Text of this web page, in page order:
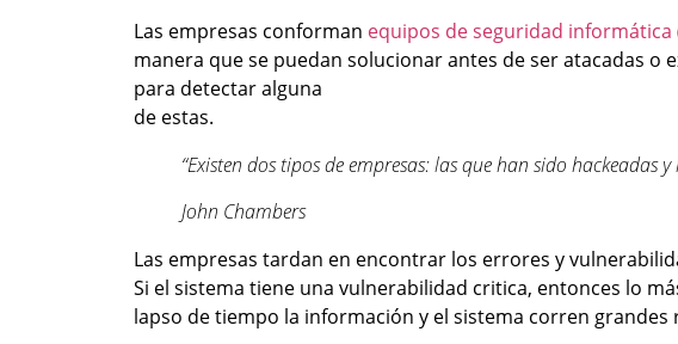
Las empresas conforman equipos de seguridad informática
manera que se puedan solucionar antes de ser atacadas o
para detectar alguna
de estas.
“Existen dos tipos de empresas: las que han sido hackeadas
John Chambers
Las empresas tardan en encontrar los errores y
Si el sistema tiene una vulnerabilidad critica, entonces lo
lapso de tiempo la información y el sistema corren